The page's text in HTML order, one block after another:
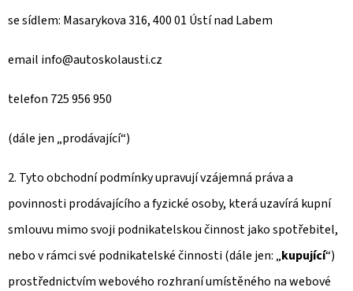
se sídlem: Masarykova 316, 400 01 Ústí nad Labem
email info@autoskolausti.cz
telefon 725 956 950
(dále jen „prodávající“)
2. Tyto obchodní podmínky upravují vzájemná práva a
povinnosti prodávajícího a fyzické osoby, která uzavírá kupní
smlouvu mimo svoji podnikatelskou činnost jako spotřebitel,
nebo v rámci své podnikatelské činnosti (dále jen: „kupující“)
prostřednictvím webového rozhraní umístěného na webové
E
T
E
N
A
J
Í
T
?